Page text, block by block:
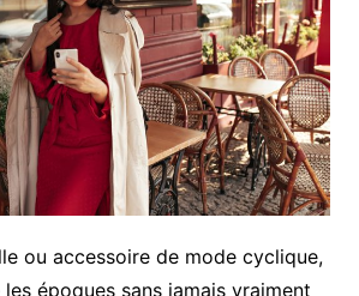
ou accessoire de mode cyclique,
époques sans jamais vraiment